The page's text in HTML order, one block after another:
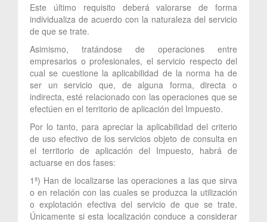
Este último requisito deberá valorarse de forma
individualiza de acuerdo con la naturaleza del servicio
de que se trate.
Asimismo, tratándose de operaciones entre
empresarios o profesionales, el servicio respecto del
cual se cuestione la aplicabilidad de la norma ha de
ser un servicio que, de alguna forma, directa o
indirecta, esté relacionado con las operaciones que se
efectúen en el territorio de aplicación del Impuesto.
Por lo tanto, para apreciar la aplicabilidad del criterio
de uso efectivo de los servicios objeto de consulta en
el territorio de aplicación del Impuesto, habrá de
actuarse en dos fases:
1ª) Han de localizarse las operaciones a las que sirva
o en relación con las cuales se produzca la utilización
o explotación efectiva del servicio de que se trate.
Únicamente si esta localización conduce a considerar